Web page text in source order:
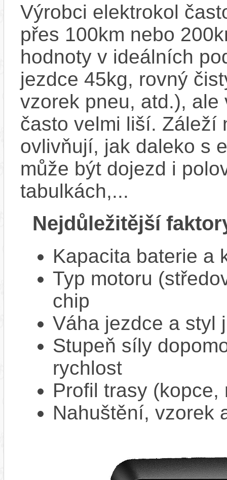
Výrobci elektrokol
přes 100km nebo
hodnoty v ideálních
jezdce 45kg, rovný
vzorek pneu, atd.),
často velmi liší. Záleží
ovlivňují, jak daleko s
může být dojezd i
tabulkách,...
Nejdůležitější
Kapacita baterie a
Typ motoru
chip
Váha jezdce a styl
Stupeň síly
rychlost
Profil trasy
Nahuštění, vzorek